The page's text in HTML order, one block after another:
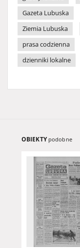
Gazeta Lubuska
Ziemia Lubuska
prasa codzienna
dzienniki lokalne
OBIEKTY podobne